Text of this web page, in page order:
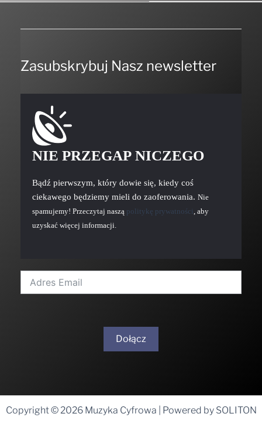
Zasubskrybuj Nasz newsletter
NIE PRZEGAP NICZEGO
Bądź pierwszym, który dowie się, kiedy coś
ciekawego będziemy mieli do zaoferowania. Nie
spamujemy! Przeczytaj naszą politykę prywatności , aby
uzyskać więcej informacji.
Dołącz
Copyright © 2026 Muzyka Cyfrowa | Powered by SOLITON